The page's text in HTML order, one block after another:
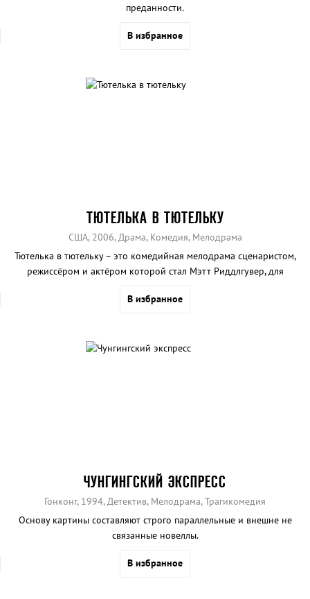
преданности.
В избранное
ТЮТЕЛЬКА В ТЮТЕЛЬКУ
США, 2006, Драма, Комедия, Мелодрама
Тютелька в тютельку – это комедийная мелодрама сценаристом,
режиссёром и актёром которой стал Мэтт Риддлгувер, для
В избранное
ЧУНГИНГСКИЙ ЭКСПРЕСС
Гонконг, 1994, Детектив, Мелодрама, Трагикомедия
Основу картины составляют строго параллельные и внешне не
связанные новеллы.
В избранное